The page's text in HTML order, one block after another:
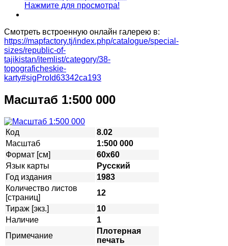
Нажмите для просмотра!
Смотреть встроенную онлайн галерею в:
https://mapfactory.tj/index.php/catalogue/special-
sizes/republic-of-
tajikistan/itemlist/category/38-
topograficheskie-
karty#sigProId63342ca193
Масштаб 1:500 000
Код
8.02
Масштаб
1:500 000
Формат [см]
60х60
Язык карты
Русский
Год издания
1983
Количество листов
[страниц]
12
Тираж [экз.]
10
Наличие
1
Примечание
Плотерная
печать